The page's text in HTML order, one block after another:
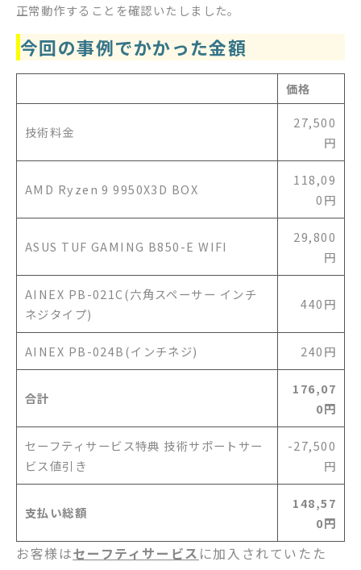
正常動作することを確認いたしました。
今回の事例でかかった金額
価格
技術料金
27,500
円
AMD Ryzen 9 9950X3D BOX
118,09
0円
ASUS TUF GAMING B850-E WIFI
29,800
円
AINEX PB-021C(六角スペーサー インチ
ネジタイプ)
440円
AINEX PB-024B(インチネジ) 240円
合計
176,07
0円
セーフティサービス特典 技術サポートサー
ビス値引き
-27,500
円
支払い総額
148,57
0円
お客様はセーフティサービス に加入されていたた